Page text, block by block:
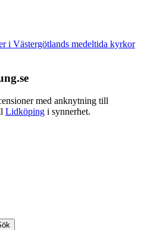
i Västergötlands medeltida kyrkor
med anknytning till
Lidköping i synnerhet.